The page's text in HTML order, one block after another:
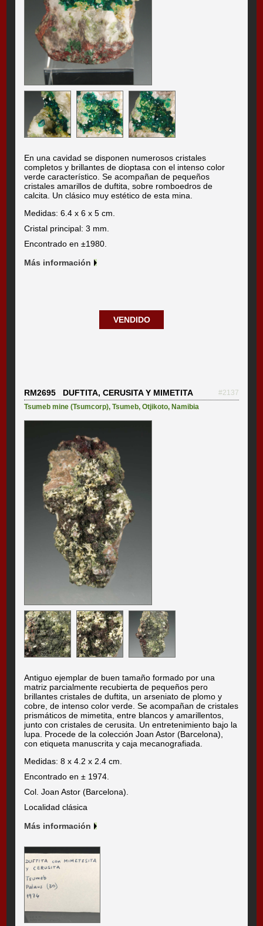
En una cavidad se disponen numerosos cristales
completos y brillantes de dioptasa con el intenso color
verde característico. Se acompañan de pequeños
cristales amarillos de duftita, sobre romboedros de
calcita. Un clásico muy estético de esta mina.
Medidas: 6.4 x 6 x 5 cm.
Cristal principal: 3 mm.
Encontrado en ±1980.
Más información
VENDIDO
RM2695 DUFTITA, CERUSITA Y MIMETITA
#2137
Tsumeb mine (Tsumcorp),Tsumeb,Otjikoto,Namibia
Antiguo ejemplar de buen tamaño formado por una
matriz parcialmente recubierta de pequeños pero
brillantes cristales de duftita, un arseniato de plomo y
cobre, de intenso color verde. Se acompañan de cristales
prismáticos de mimetita, entre blancos y amarillentos,
junto con cristales de cerusita. Un entretenimiento bajo la
lupa. Procede de la colección Joan Astor (Barcelona),
con etiqueta manuscrita y caja mecanografiada.
Medidas: 8 x 4.2 x 2.4 cm.
Encontrado en ± 1974.
Col. Joan Astor (Barcelona).
Localidad clásica
Más información